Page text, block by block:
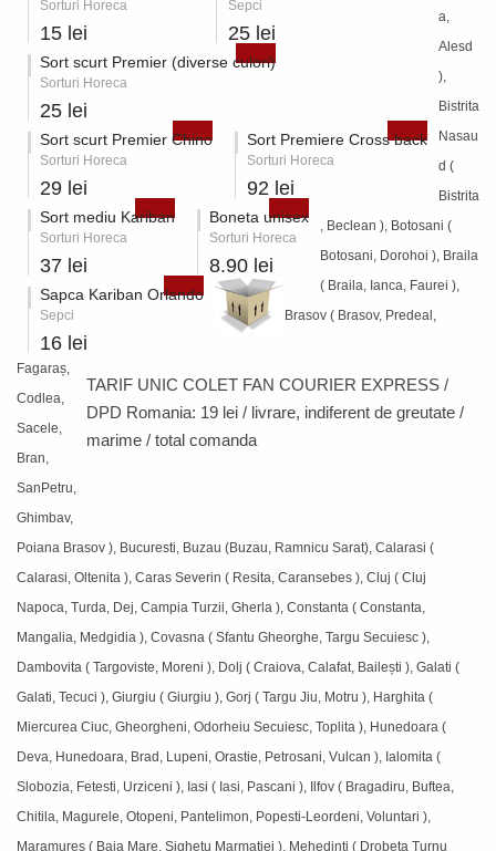
Sorturi Horeca
15 lei
Sepci
25 lei
Sort scurt Premier (diverse culori)
Sorturi Horeca
25 lei
Sort scurt Premier Chino
Sorturi Horeca
29 lei
Sort Premiere Cross back
Sorturi Horeca
92 lei
Sort mediu Kariban
Sorturi Horeca
37 lei
Boneta unisex
Sorturi Horeca
8.90 lei
Sapca Kariban Orlando
Sepci
16 lei
TARIF UNIC COLET FAN COURIER EXPRESS /
DPD Romania: 19 lei / livrare, indiferent de greutate /
marime / total comanda
a,
Alesd
),
Bistrita
Nasau
d (
Bistrita
, Beclean ), Botosani (
Botosani, Dorohoi ), Braila
( Braila, Ianca, Faurei ),
Brasov ( Brasov, Predeal,
Fagaraș,
Codlea,
Sacele,
Bran,
SanPetru,
Ghimbav,
Poiana Brasov ), Bucuresti, Buzau (Buzau, Ramnicu Sarat), Calarasi (
Calarasi, Oltenita ), Caras Severin ( Resita, Caransebes ), Cluj ( Cluj
Napoca, Turda, Dej, Campia Turzii, Gherla ), Constanta ( Constanta,
Mangalia, Medgidia ), Covasna ( Sfantu Gheorghe, Targu Secuiesc ),
Dambovita ( Targoviste, Moreni ), Dolj ( Craiova, Calafat, Bailești ), Galati (
Galati, Tecuci ), Giurgiu ( Giurgiu ), Gorj ( Targu Jiu, Motru ), Harghita (
Miercurea Ciuc, Gheorgheni, Odorheiu Secuiesc, Toplita ), Hunedoara (
Deva, Hunedoara, Brad, Lupeni, Orastie, Petrosani, Vulcan ), Ialomita (
Slobozia, Fetesti, Urziceni ), Iasi ( Iasi, Pascani ), Ilfov ( Bragadiru, Buftea,
Chitila, Magurele, Otopeni, Pantelimon, Popesti-Leordeni, Voluntari ),
Maramures ( Baia Mare, Sighetu Marmatiei ), Mehedinti ( Drobeta Turnu